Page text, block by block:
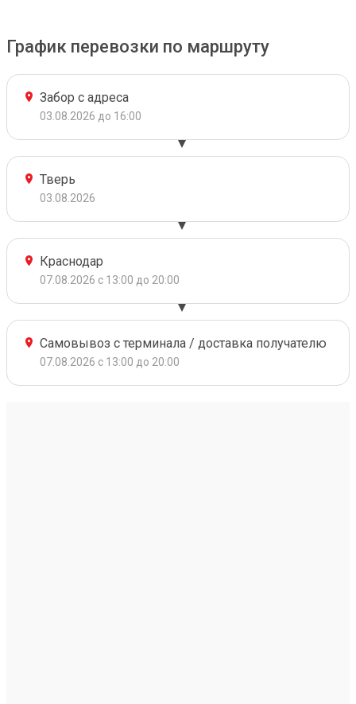
График перевозки по маршруту
Забор с адреса
03.08.2026 до 16:00
Тверь
03.08.2026
Краснодар
07.08.2026 с 13:00 до 20:00
Самовывоз с терминала / доставка получателю
07.08.2026 с 13:00 до 20:00